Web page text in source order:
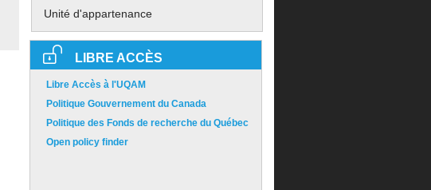
Unité d'appartenance
LIBRE ACCÈS
Libre Accès à l'UQAM
Politique Gouvernement du Canada
Politique des Fonds de recherche du Québec
Open policy finder